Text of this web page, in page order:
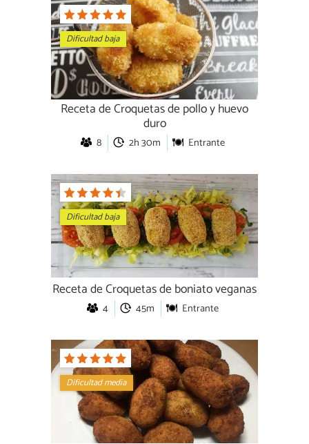
Dificultad baja
Receta de Croquetas de pollo y huevo
duro
8 2h 30m Entrante
Dificultad baja
Receta de Croquetas de boniato veganas
4 45m Entrante
Dificultad media